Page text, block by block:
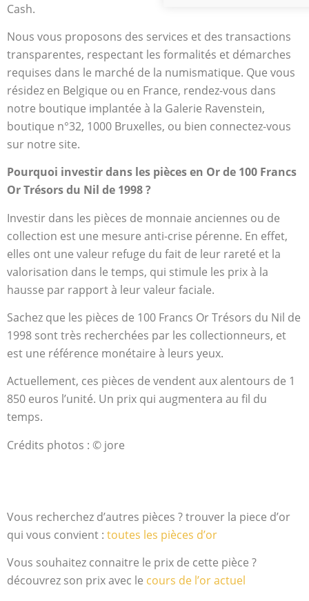
Cash.
Nous vous proposons des services et des transactions
transparentes, respectant les formalités et démarches
requises dans le marché de la numismatique. Que vous
résidez en Belgique ou en France, rendez-vous dans
notre boutique implantée à la Galerie Ravenstein,
boutique n°32, 1000 Bruxelles, ou bien connectez-vous
sur notre site.
Pourquoi investir dans les pièces en Or de 100 Francs
Or Trésors du Nil de 1998 ?
Investir dans les pièces de monnaie anciennes ou de
collection est une mesure anti-crise pérenne. En effet,
elles ont une valeur refuge du fait de leur rareté et la
valorisation dans le temps, qui stimule les prix à la
hausse par rapport à leur valeur faciale.
Sachez que les pièces de 100 Francs Or Trésors du Nil de
1998 sont très recherchées par les collectionneurs, et
est une référence monétaire à leurs yeux.
Actuellement, ces pièces de vendent aux alentours de 1
850 euros l’unité. Un prix qui augmentera au fil du
temps.
Crédits photos : © jore
Vous recherchez d’autres pièces ? trouver la piece d’or
qui vous convient : toutes les pièces d’or
Vous souhaitez connaitre le prix de cette pièce ?
découvrez son prix avec le cours de l’or actuel